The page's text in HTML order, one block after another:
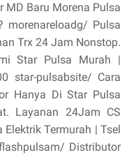
Baru Morena Pulsa
morenareloadg/‎ Pulsa
Trx 24 Jam Nonstop.
Star Pulsa Murah |
star-pulsabsite/‎ Cara
Hanya Di Star Pulsa
Layanan 24Jam CS
Termurah | Tsel
Distributor